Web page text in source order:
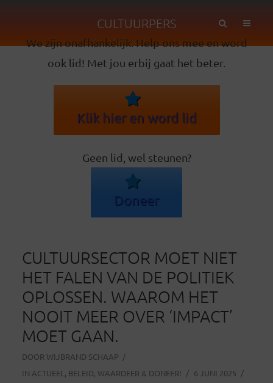
CULTUURPERS
We zijn onafhankelijk. Help ons mee en word
ook lid! Met jou erbij gaat het beter.
Klik hier en word lid
Geen lid, wel steunen?
Doneer
CULTUURSECTOR MOET NIET
HET FALEN VAN DE POLITIEK
OPLOSSEN. WAAROM HET
NOOIT MEER OVER ‘IMPACT’
MOET GAAN.
DOOR WIJBRAND SCHAAP
IN ACTUEEL , BELEID, WAARDEER & DONEER!
6 JUNI 2025